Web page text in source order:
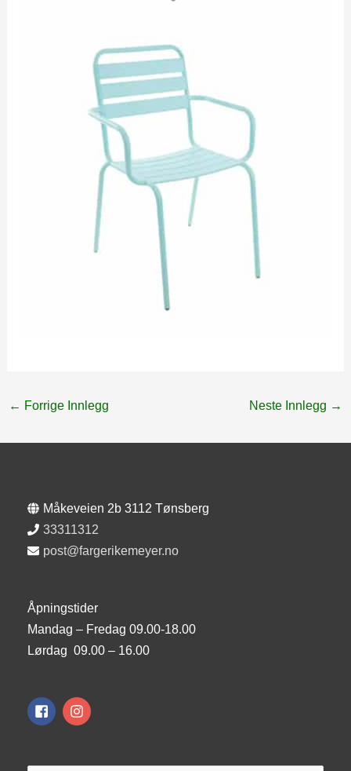
← Forrige Innlegg Neste Innlegg →
Måkeveien 2b 3112 Tønsberg
33311312
post@fargerikemeyer.no
Åpningstider
Mandag – Fredag 09.00-18.00
Lørdag 09.00 – 16.00